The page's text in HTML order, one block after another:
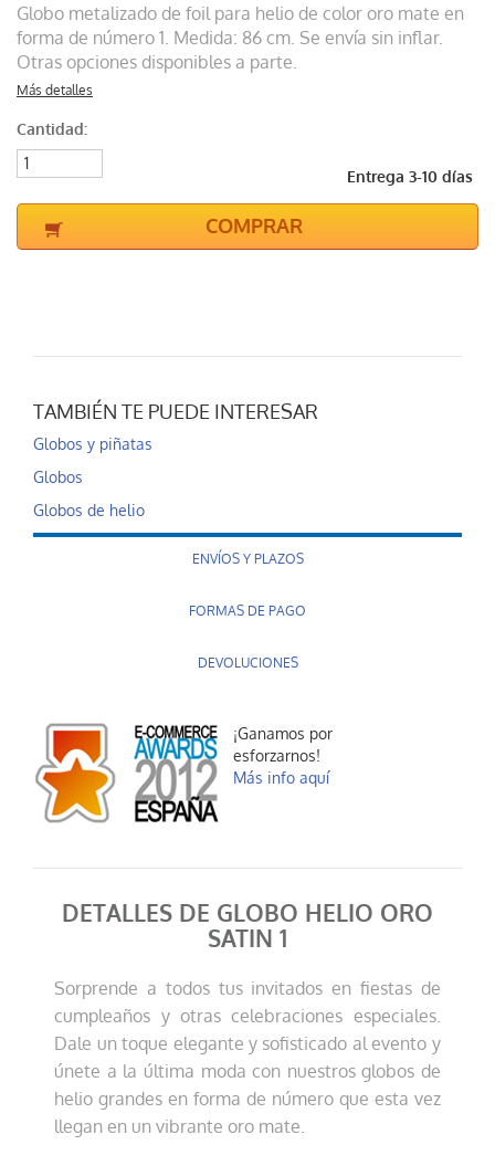
Globo metalizado de foil para helio de color oro mate en
forma de número 1. Medida: 86 cm. Se envía sin inflar.
Otras opciones disponibles a parte.
Más detalles
Cantidad:
Entrega 3-10 días
COMPRAR
TAMBIÉN TE PUEDE INTERESAR
Globos y piñatas
Globos
Globos de helio
ENVÍOS Y PLAZOS
FORMAS DE PAGO
DEVOLUCIONES
¡Ganamos por
esforzarnos!
Más info aquí
DETALLES DE GLOBO HELIO ORO
SATIN 1
Sorprende a todos tus invitados en fiestas de
cumpleaños y otras celebraciones especiales.
Dale un toque elegante y sofisticado al evento y
únete a la última moda con nuestros globos de
helio grandes en forma de número que esta vez
llegan en un vibrante oro mate.